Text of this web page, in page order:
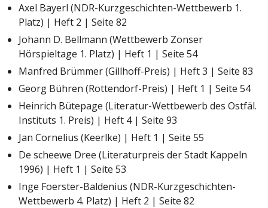
Axel Bayerl (NDR-Kurzgeschichten-Wettbewerb 1.
Platz) | Heft 2 | Seite 82
Johann D. Bellmann (Wettbewerb Zonser
Hörspieltage 1. Platz) | Heft 1 | Seite 54
Manfred Brümmer (Gillhoff-Preis) | Heft 3 | Seite 83
Georg Bühren (Rottendorf-Preis) | Heft 1 | Seite 54
Heinrich Bütepage (Literatur-Wettbewerb des Ostfäl.
Instituts 1. Preis) | Heft 4 | Seite 93
Jan Cornelius (Keerlke) | Heft 1 | Seite 55
De scheewe Dree (Literaturpreis der Stadt Kappeln
1996) | Heft 1 | Seite 53
Inge Foerster-Baldenius (NDR-Kurzgeschichten-
Wettbewerb 4. Platz) | Heft 2 | Seite 82